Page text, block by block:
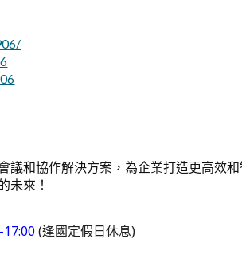
議和協作解決方案，為企業打造更高效
未來！
17:00(逢國定假日休息)